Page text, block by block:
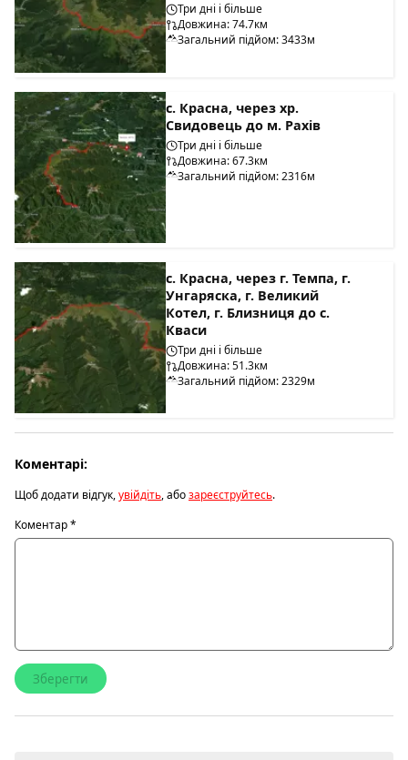
Три дні і більше
Довжина: 74.7км
Загальний підйом: 3433м
с. Красна, через хр.
Свидовець до м. Рахів
Три дні і більше
Довжина: 67.3км
Загальний підйом: 2316м
с. Красна, через г. Темпа, г.
Унгаряска, г. Великий
Котел, г. Близниця до с.
Кваси
Три дні і більше
Довжина: 51.3км
Загальний підйом: 2329м
Коментарі:
Щоб додати відгук,увійдіть, абозареєструйтесь.
Коментар*